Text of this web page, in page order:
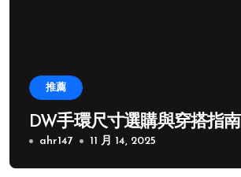
推薦
DW手環尺寸選購與穿搭指南
ahr147 11 月 14, 2025